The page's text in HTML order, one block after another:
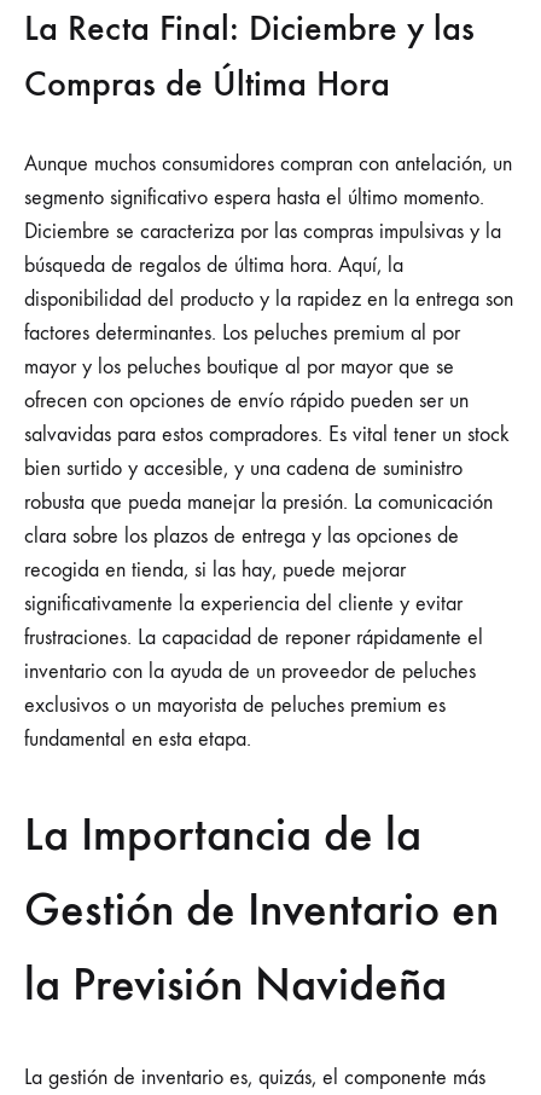
La Recta Final: Diciembre y las
Compras de Última Hora
Aunque muchos consumidores compran con antelación, un
segmento significativo espera hasta el último momento.
Diciembre se caracteriza por las compras impulsivas y la
búsqueda de regalos de última hora. Aquí, la
disponibilidad del producto y la rapidez en la entrega son
factores determinantes. Los peluches premium al por
mayor y los peluches boutique al por mayor que se
ofrecen con opciones de envío rápido pueden ser un
salvavidas para estos compradores. Es vital tener un stock
bien surtido y accesible, y una cadena de suministro
robusta que pueda manejar la presión. La comunicación
clara sobre los plazos de entrega y las opciones de
recogida en tienda, si las hay, puede mejorar
significativamente la experiencia del cliente y evitar
frustraciones. La capacidad de reponer rápidamente el
inventario con la ayuda de un proveedor de peluches
exclusivos o un mayorista de peluches premium es
fundamental en esta etapa.
La Importancia de la
Gestión de Inventario en
la Previsión Navideña
La gestión de inventario es, quizás, el componente más